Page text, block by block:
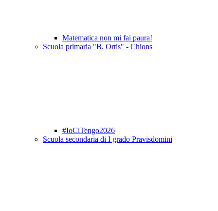
Matematica non mi fai paura!
Scuola primaria "B. Ortis" - Chions
#IoCiTengo2026
Scuola secondaria di I grado Pravisdomini